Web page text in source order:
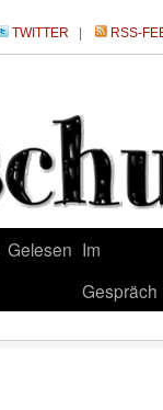
TWITTER RSS-
Gelesen Im
Gespräch